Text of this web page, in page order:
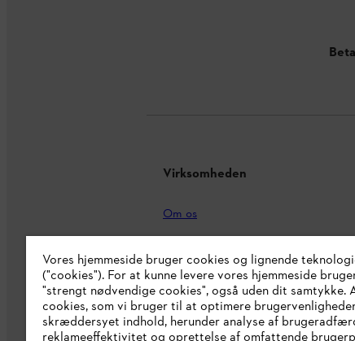
Virksomheden
Om os
STIHL brand shop
Erklæring om tilgængelighed
Vores hjemmeside bruger cookies og lignende
("cookies"). For at kunne levere vores hjemmeside
"strengt nødvendige cookies", også uden dit samtykke.
cookies, som vi bruger til at optimere
skræddersyet indhold, herunder analyse af